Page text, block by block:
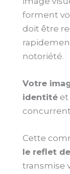
forment
doit être
notoriété.
Votre
identitéet
Cette
le reflet
transmise